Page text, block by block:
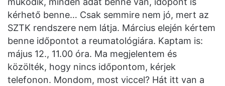
kérhető benne… Csak semmire nem jó, mert az
SZTK rendszere nem látja. Március elején kértem
benne időpontot a reumatológiára. Kaptam is:
május 12., 11.00 óra. Ma megjelentem és
közölték, hogy nincs időpontom, kérjek
telefonon. Mondom, most viccel? Hát itt van a